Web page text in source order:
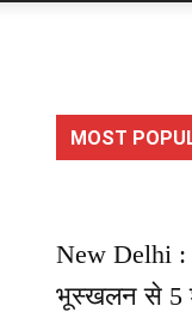
MOST
New Delhi :
भूस्खलन से 5